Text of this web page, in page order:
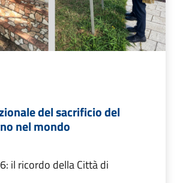
del sacrificio del
nel mondo
il ricordo della Città di